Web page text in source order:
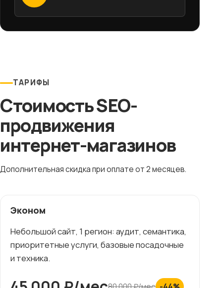
ТАРИФЫ
Стоимость SEO-
продвижения
интернет-магазинов
Дополнительная скидка при оплате от 2 месяцев.
Эконом
Небольшой сайт, 1 регион: аудит, семантика,
приоритетные услуги, базовые посадочные
и техника.